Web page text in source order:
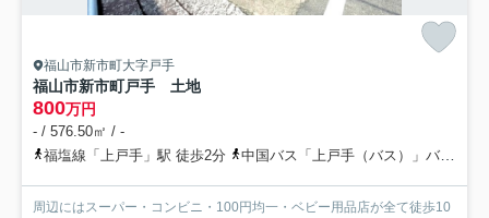
福山市新市町大字戸手
福山市新市町戸手 土地
800万円
- / 576.50㎡ / -
福塩線「上戸手」駅 徒歩2分
中国バス「上戸手（バス）」バス停下車 徒歩3分
周辺にはスーパー・コンビニ・100円均一・ベビー用品店が全て徒歩10